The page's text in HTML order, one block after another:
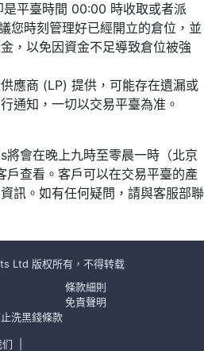
平臺時間 00:00 時收取或者派
您時刻管理好已經開立的倉位，並
，以免因資金不足導致倉位被強
應商 (LP) 提供，可能存在遺漏或
通知，一切以交易平臺為准。
會在晚上九時至零晨一時（北京
戶查看。客戶可以在交易平臺的產
訊。如有任何疑問，請與客服部聯
Ltd 版权所有，不得转载
條款細則
免責聲明
止洗黑錢條款